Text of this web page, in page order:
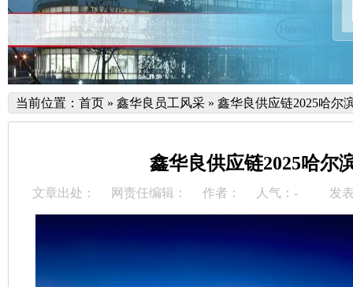
当前位置： 首页 » 鑫华良员工风采 » 鑫华良供应链2025哈尔
鑫华良供应链2025哈尔
文章出处： 网责任编辑： 作者： 人气： - 发